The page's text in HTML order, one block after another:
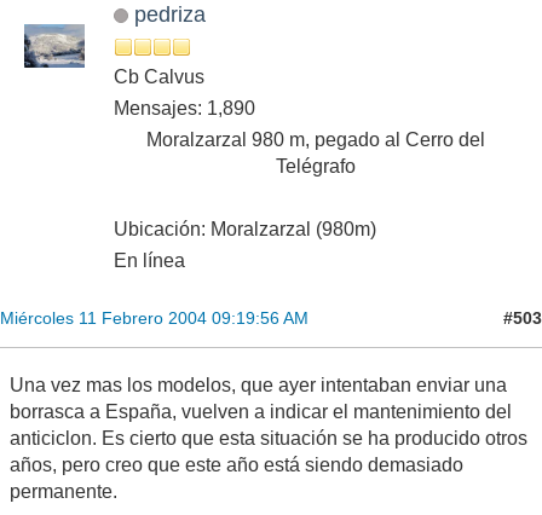
pedriza
Cb Calvus
Mensajes: 1,890
Moralzarzal 980 m, pegado al Cerro del
Telégrafo
Ubicación: Moralzarzal (980m)
En línea
Miércoles 11 Febrero 2004 09:19:56 AM #503
Una vez mas los modelos, que ayer intentaban enviar una
borrasca a España, vuelven a indicar el mantenimiento del
anticiclon. Es cierto que esta situación se ha producido otros
años, pero creo que este año está siendo demasiado
permanente.